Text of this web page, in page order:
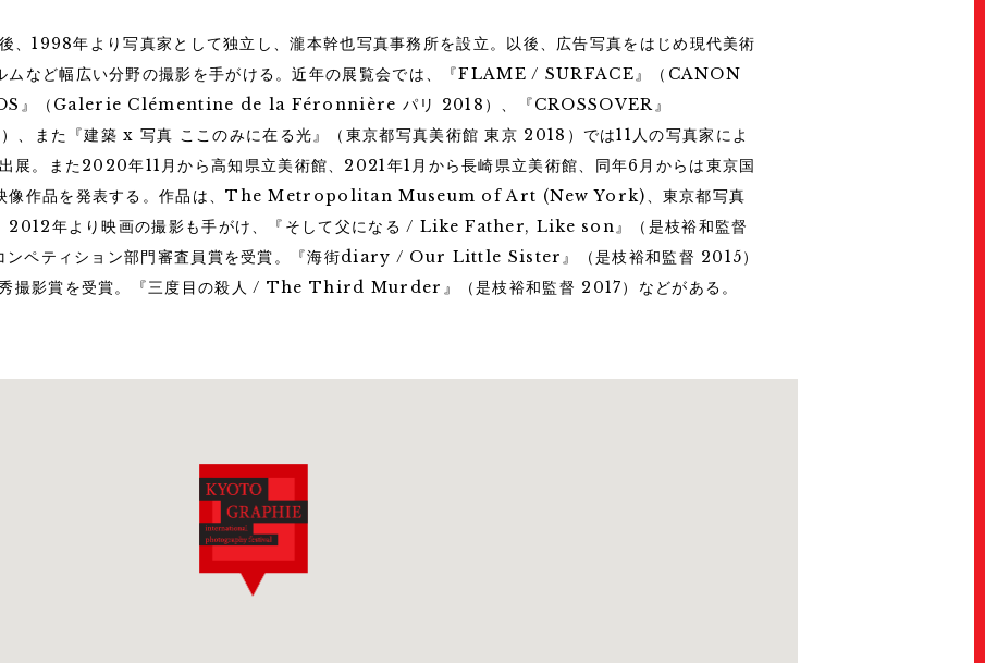
SNOW MOUNTAIN #02 / LAND © 2020 Mikiya Takimoto SNOW MOUNTAIN #05 / LAND
、1998年より写真家として独立し、瀧本幹也写真事務所を設立。以後、広告写真をはじめ現代美術
ムなど幅広い分野の撮影を手がける。近年の展覧会では、『FLAME / SURFACE』（CANON
』（Galerie Clémentine de la Féronnière パリ 2018）、『CROSSOVER』
また『建築 x 写真 ここのみに在る光』（東京都写真美術館 東京 2018）では11人の写真家によ
。また2020年11月から高知県立美術館、2021年1月から長崎県立美術館、同年6月からは東京国
映像作品を発表する。作品は、The Metropolitan Museum of Art (New York)、東京都写真
2012年より映画の撮影も手がけ、『そして父になる / Like Father, Like son』（是枝裕和監督
ンペティション部門審査員賞を受賞。『海街diary / Our Little Sister』（是枝裕和監督 2015）
撮影賞を受賞。『三度目の殺人 / The Third Murder』（是枝裕和監督 2017）などがある。